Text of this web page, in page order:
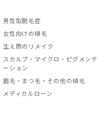
男性型脱毛症
女性向けの植毛
生え際のリメイク
スカルプ・マイクロ・ピグメンテ
ーション
眉毛・まつ毛・その他の植毛
メディカルローン